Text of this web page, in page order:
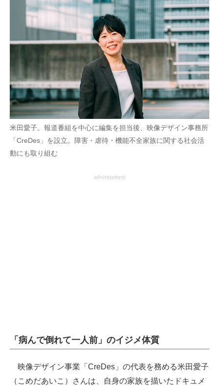
企業ITのトレンドを詳説
経営リーダーのコミュニティ
マーケ×ITの今がよく分かる
ITエンジニア向け専門サイト
企業向けIT製品の総合サイト
IT製品の技術・比較・事例
製造業のIT導入・活用を支援
エレクトロニクス専門サイト
米田愛子。報道番組を中心に編集を担当後、映像デザイン事務所
「CreDes」を設立。障害・虐待・機能不全家族に関する社会活
動にも取り組む
advertisement
「病んで倒れて一人前」のイジメ体質
映像デザイン事業「CreDes」の代表を務める米田愛子
（こめだあいこ）さんは、自身の家族を描いたドキュメ